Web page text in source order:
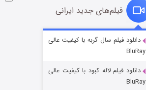
فروشگاهی برای قاتلان فصل ۲
قسمت
فیلم‌های جدید ایرانی
دانلود فیلم سال گربه با کیفیت عالی
BluRay
دانلود فیلم لاله کبود با کیفیت عالی
BluRay